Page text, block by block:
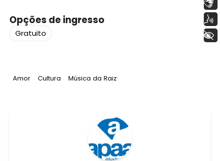
Opções de ingresso
Gratuito
Tag:
Amor Tag:
Cultura Tag:
Música da Raiz